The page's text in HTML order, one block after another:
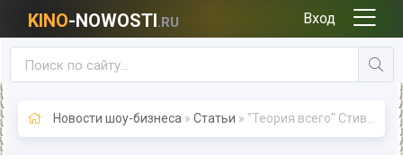
KINO-NOWOSTI.RU Вход
Новости шоу-бизнеса » Статьи » "Теория всего" Стивена Хокинга: 10 интересных фактов о гениальном физике - Статьи.